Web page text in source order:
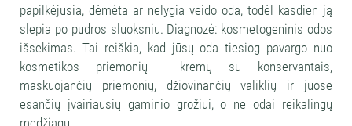
papilkėjusia, dėmėta ar nelygia veido oda, todėl kasdien ją
slepia po pudros sluoksniu. Diagnozė: kosmetogeninis odos
išsekimas. Tai reiškia, kad jūsų oda tiesiog pavargo nuo
kosmetikos priemonių kremų su konservantais,
maskuojančių priemonių, džiovinančių valiklių ir juose
esančių įvairiausių gaminio grožiui, o ne odai reikalingų
medžiagų.